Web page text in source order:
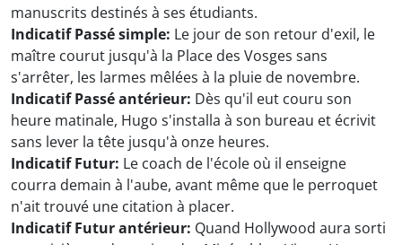
manuscrits destinés à ses étudiants.
Indicatif Passé simple: Le jour de son retour d'exil, le
maître courut jusqu'à la Place des Vosges sans
s'arrêter, les larmes mêlées à la pluie de novembre.
Indicatif Passé antérieur: Dès qu'il eut couru son
heure matinale, Hugo s'installa à son bureau et écrivit
sans lever la tête jusqu'à onze heures.
Indicatif Futur: Le coach de l'école où il enseigne
courra demain à l'aube, avant même que le perroquet
n'ait trouvé une citation à placer.
Indicatif Futur antérieur: Quand Hollywood aura sorti